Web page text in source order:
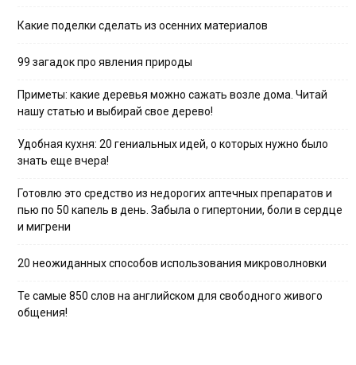
Какие поделки сделать из осенних материалов
99 загадок про явления природы
Приметы: какие деревья можно сажать возле дома. Читай
нашу статью и выбирай свое дерево!
Удобная кухня: 20 гениальных идей, о которых нужно было
знать еще вчера!
Готовлю это средство из недорогих аптечных препаратов и
пью по 50 капель в день. Забыла о гипертонии, боли в сердце
и мигрени
20 неожиданных способов использования микроволновки
Те самые 850 слов на английском для свободного живого
общения!